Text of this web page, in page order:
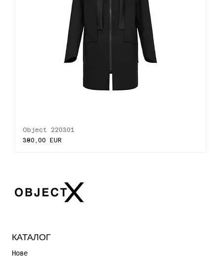
Object 220301
Ціна
380,00 EUR
КАТАЛОГ
Нове